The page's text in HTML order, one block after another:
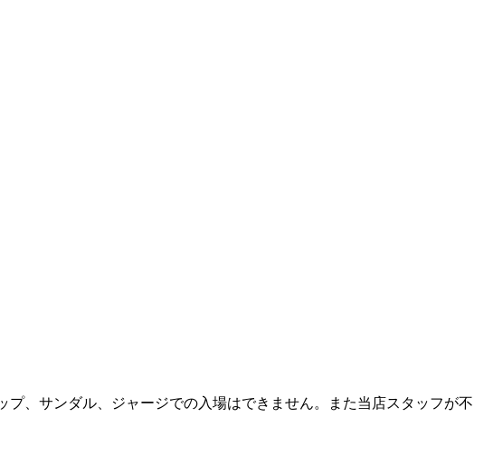
、サンダル、ジャージでの入場はできません。また当店スタッフが不